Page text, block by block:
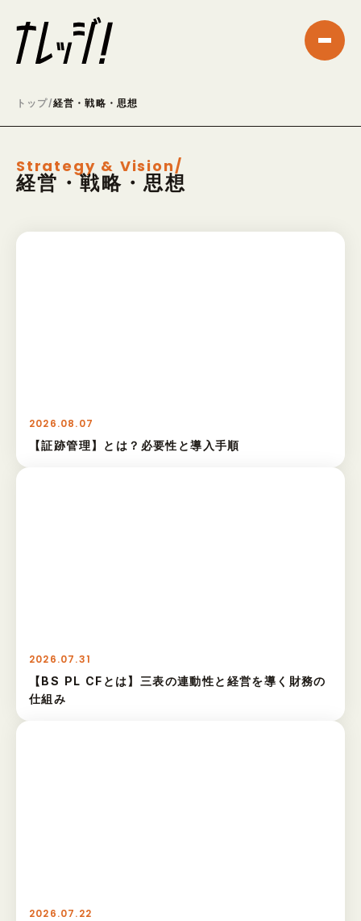
トップ/経営・戦略・思想
Strategy & Vision/
経営・戦略・思想
2026.08.07
【証跡管理】とは？必要性と導入手順
2026.07.31
【BS PL CFとは】三表の連動性と経営を導く財務の
仕組み
2026.07.22